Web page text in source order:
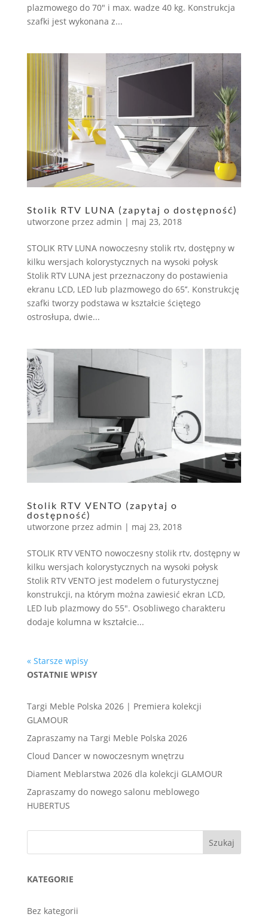
plazmowego do 70″ i max. wadze 40 kg. Konstrukcja
szafki jest wykonana z...
Stolik RTV LUNA (zapytaj o dostępność)
utworzone przez admin | maj 23, 2018
STOLIK RTV LUNA nowoczesny stolik rtv, dostępny w
kilku wersjach kolorystycznych na wysoki połysk
Stolik RTV LUNA jest przeznaczony do postawienia
ekranu LCD, LED lub plazmowego do 65’’. Konstrukcję
szafki tworzy podstawa w kształcie ściętego
ostrosłupa, dwie...
Stolik RTV VENTO (zapytaj o
dostępność)
utworzone przez admin | maj 23, 2018
STOLIK RTV VENTO nowoczesny stolik rtv, dostępny w
kilku wersjach kolorystycznych na wysoki połysk
Stolik RTV VENTO jest modelem o futurystycznej
konstrukcji, na którym można zawiesić ekran LCD,
LED lub plazmowy do 55″. Osobliwego charakteru
dodaje kolumna w kształcie...
« Starsze wpisy
OSTATNIE WPISY
Targi Meble Polska 2026 | Premiera kolekcji
GLAMOUR
Zapraszamy na Targi Meble Polska 2026
Cloud Dancer w nowoczesnym wnętrzu
Diament Meblarstwa 2026 dla kolekcji GLAMOUR
Zapraszamy do nowego salonu meblowego
HUBERTUS
Szukaj
KATEGORIE
Bez kategorii